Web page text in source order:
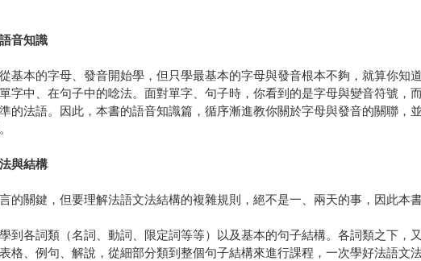
音知識
基本的字母、發音開始學，但只學最基本的字母與發音根本不夠，就算你知
字中、在句子中的唸法。面對單字、句子時，你看到的是字母與變音符號
的法語。因此，本書的語音知識篇，循序漸進教你關於字母與發音的關聯
與結構
的關鍵，但要理解法語文法結構的複雜規則，絕不是一、兩天的事，因此
到各詞類（名詞、動詞、限定詞等等）以及基本的句子結構。各詞類之下
格、例句、解說，從細部分類到整個句子結構來進行課程，一次學好法語文法